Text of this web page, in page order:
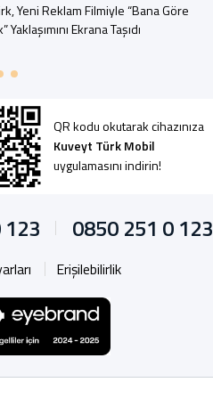
QR kodu okutarak cihazınıza
Kuveyt Türk Mobil
uygulamasını indirin!
Yeni Reklam Filmiyle “Bana Göre
Yaklaşımını Ekrana Taşıdı
0850 251 0 123
Erişilebilirlik